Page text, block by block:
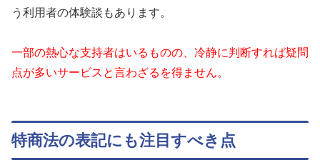
う利用者の体験談もあります。
一部の熱心な支持者はいるものの、冷静に判断すれば疑問
点が多いサービスと言わざるを得ません。
特商法の表記にも注目すべき点